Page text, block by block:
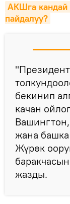
АКШга кандай
пайдалуу?
бекинип
качан
жана
Жүрөк
жазды.